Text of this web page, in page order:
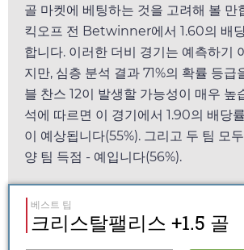
골 마켓에 베팅하는 것을 고려해 볼 만
킥오프 전 Betwinner에서 1.60의 배
합니다. 이러한 더비 경기는 예측하기
지만, 심층 분석 결과 71%의 확률 등급
블 찬스 12이 발생할 가능성이 매우 높
석에 따르면 이 경기에서 1.90의 배당
이 예상됩니다(55%). 그리고 두 팀 모
양 팀 득점 - 예입니다(56%).
베스트 팁
크리스탈팰리스 +1.5 골